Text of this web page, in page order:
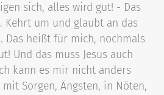
sich, alles wird gut! - Das
Kehrt um und glaubt an das
Das heißt für mich, nochmals
Und das muss Jesus auch
kann es mir nicht anders
Sorgen, Ängsten, in Nöten,